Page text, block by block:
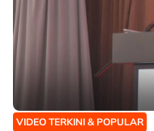
VIDEO TERKINI & POPULAR